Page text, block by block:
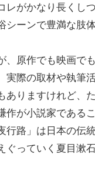
がかなり長くし
ーンで豊満な肢
、原作でも映画で
実際の取材や執筆
ありますけれど、
作が小説家である
路」は日本の伝
ぐっていく夏目漱